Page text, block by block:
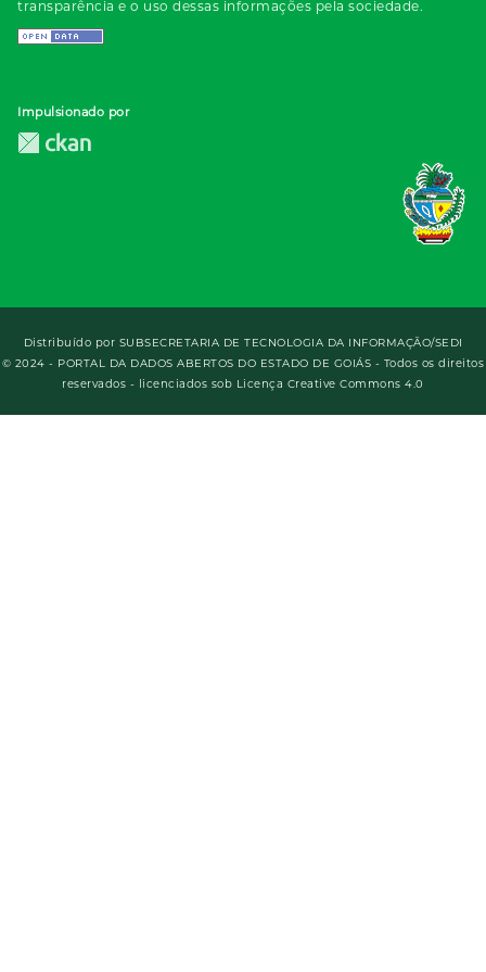
transparência e o uso dessas informações pela sociedade.
Impulsionado por
Distribuído por SUBSECRETARIA DE TECNOLOGIA DA INFORMAÇÃO/SEDI
© 2024 - PORTAL DA DADOS ABERTOS DO ESTADO DE GOIÁS - Todos os direitos
reservados - licenciados sob Licença Creative Commons 4.0